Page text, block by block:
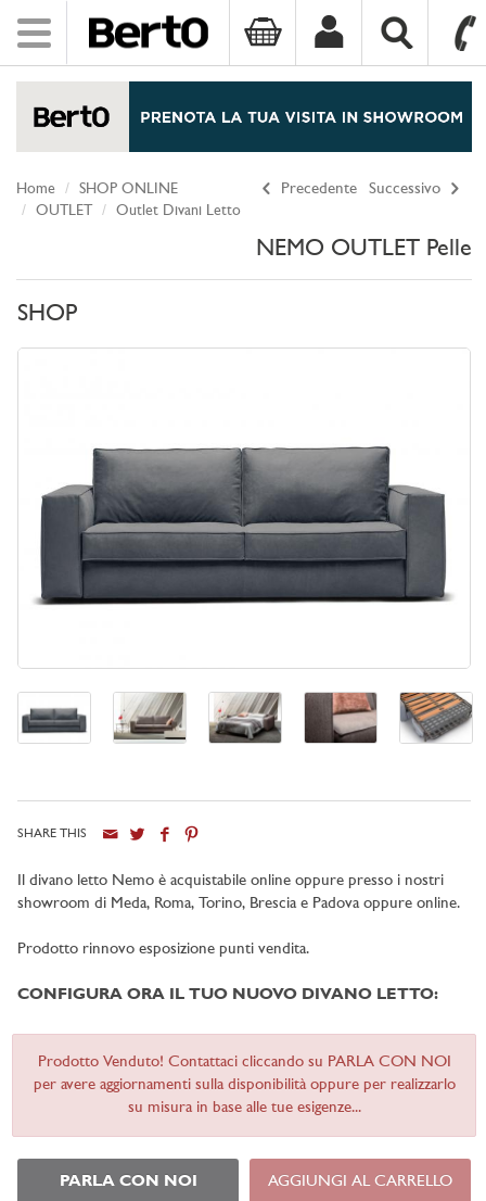
Toggle
navigation
Precedente Successivo
Home
SHOP ONLINE
OUTLET
Outlet Divani Letto
NEMO OUTLET Pelle
SHOP
SHARE THIS
Il divano letto Nemo è acquistabile online oppure presso i nostri
showroom di Meda, Roma, Torino, Brescia e Padova oppure online.
Prodotto rinnovo esposizione punti vendita.
CONFIGURA ORA IL TUO NUOVO DIVANO LETTO:
Prodotto Venduto! Contattaci cliccando su PARLA CON NOI
per avere aggiornamenti sulla disponibilità oppure per realizzarlo
su misura in base alle tue esigenze...
PARLA CON NOI AGGIUNGI AL CARRELLO